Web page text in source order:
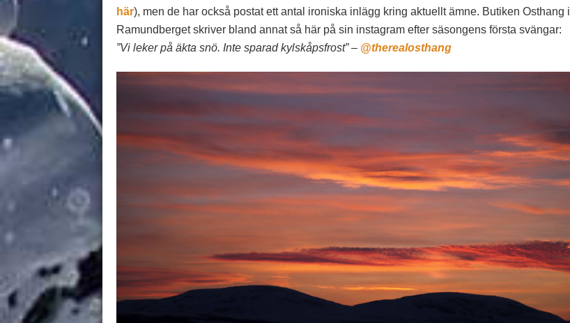
här), men de har också postat ett antal ironiska inlägg kring aktuellt ämne. Butiken Osthang i
Ramundberget skriver bland annat så här på sin instagram efter säsongens första svängar:
”Vi leker på äkta snö. Inte sparad kylskåpsfrost” – @therealosthang